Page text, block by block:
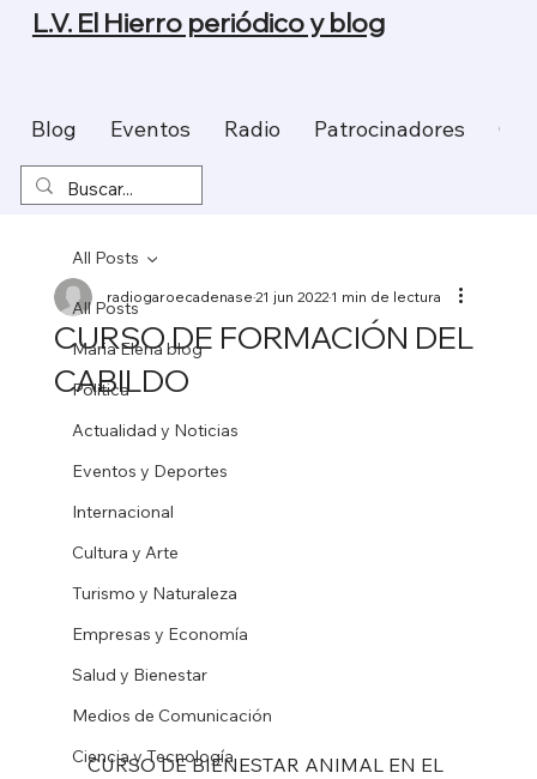
Blog Eventos Radio Patrocinadores
L.V. El Hierro periódico y blog
All Posts
Maria Elena blog
Política
Actualidad y Noticias
Eventos y Deportes
Internacional
Cultura y Arte
Turismo y Naturaleza
Empresas y Economía
Salud y Bienestar
Medios de Comunicación
Ciencia y Tecnología
All Posts
CURSO DE FORMACIÓN DEL
CABILDO
radiogaroecadenase21 jun 20221 min de lectura
CURSO DE BIENESTAR ANIMAL EN EL